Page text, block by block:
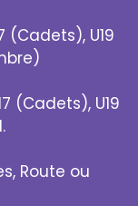
(Cadets), U19
(Cadets), U19
Route ou